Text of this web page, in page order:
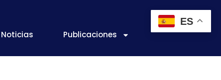
Noticias Publicaciones
ES